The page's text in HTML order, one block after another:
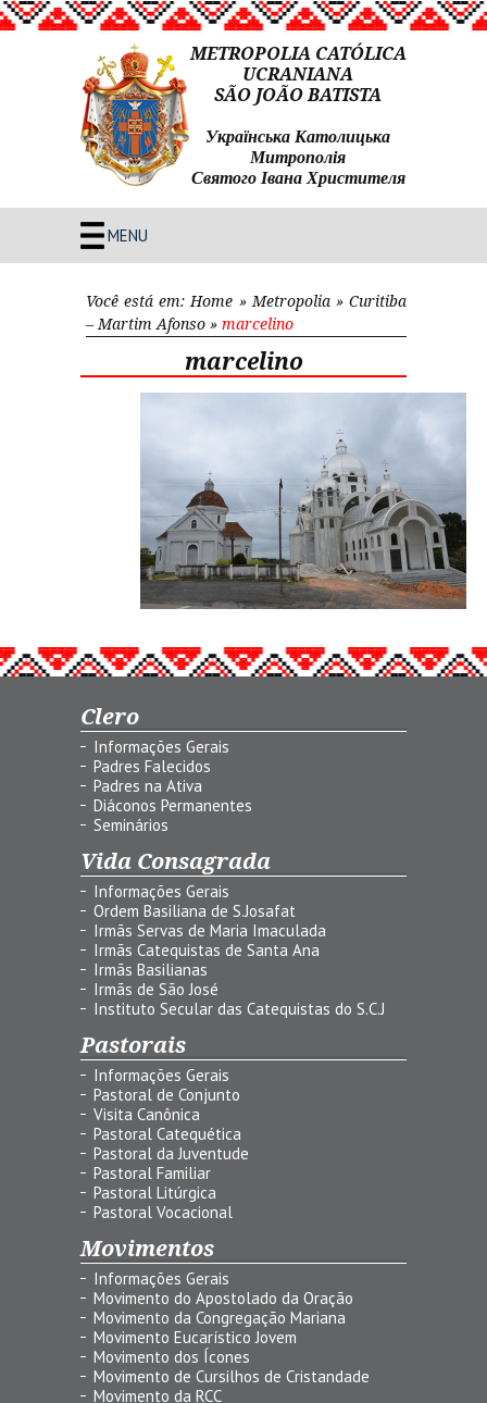
METROPOLIA CATÓLICA
UCRANIANA
SÃO JOÃO BATISTA
Українська Католицька
Митрополія
Святого Івана Христителя
MENU
Você está em: Home » Metropolia»Curitiba
– Martim Afonso » marcelino
marcelino
Clero
Informações Gerais
Padres Falecidos
Padres na Ativa
Diáconos Permanentes
Seminários
Vida Consagrada
Informações Gerais
Ordem Basiliana de S.Josafat
Irmãs Servas de Maria Imaculada
Irmãs Catequistas de Santa Ana
Irmãs Basilianas
Irmãs de São José
Instituto Secular das Catequistas do S.C.J
Pastorais
Informações Gerais
Pastoral de Conjunto
Visita Canônica
Pastoral Catequética
Pastoral da Juventude
Pastoral Familiar
Pastoral Litúrgica
Pastoral Vocacional
Movimentos
Informações Gerais
Movimento do Apostolado da Oração
Movimento da Congregação Mariana
Movimento Eucarístico Jovem
Movimento dos Ícones
Movimento de Cursilhos de Cristandade
Movimento da RCC